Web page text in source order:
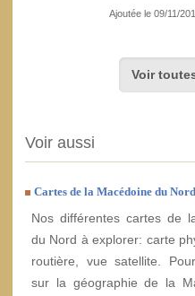
Ajoutée le 09/11/
Voir
Voir aussi
Cartes de la Macédoine du Nord
Nos différentes cartes de
du Nord à explorer: carte
routière, vue satellite.
sur la géographie de la